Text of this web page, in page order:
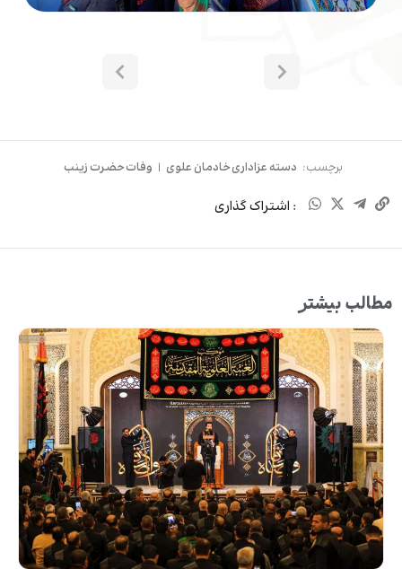
برچسب: دسته عزاداری خادمان علوی | وفات حضرت زینب
: اشتراک گذاری
مطالب بیشتر